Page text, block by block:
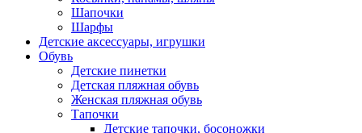
Шапочки
Шарфы
Детские аксессуары, игрушки
Обувь
Детские пинетки
Детская пляжная обувь
Женская пляжная обувь
Тапочки
Детские тапочки, босоножки